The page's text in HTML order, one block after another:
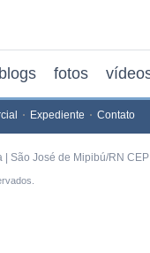
blogs fotos
Expediente Contato
São José de Mipibú/RN